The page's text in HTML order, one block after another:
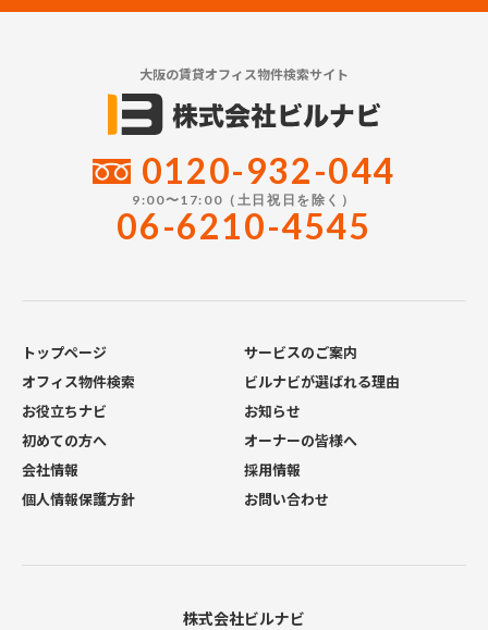
大阪の賃貸オフィス物件検索サイト
0120-932-044
9:00〜17:00（土日祝日を除く）
06-6210-4545
トップページ
サービスのご案内
オフィス物件検索
ビルナビが選ばれる理由
お役立ちナビ
お知らせ
初めての方へ
オーナーの皆様へ
会社情報
採用情報
個人情報保護方針
お問い合わせ
株式会社ビルナビ